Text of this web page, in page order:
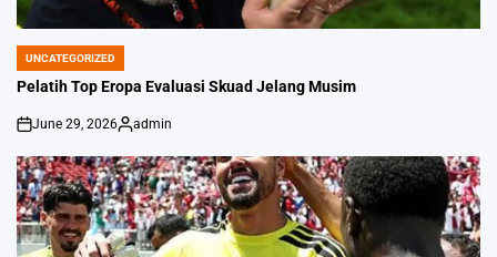
POSTED
IN
UNCATEGORIZED
Pelatih Top Eropa Evaluasi Skuad Jelang Musim
on
June 29, 2026
Posted
by
admin